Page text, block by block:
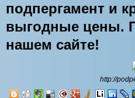
подпергамент и
выгодные цены.
нашем сайте!
http://